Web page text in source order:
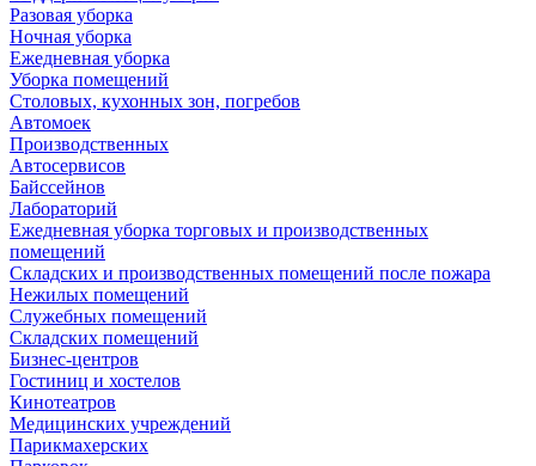
Разовая уборка
Ночная уборка
Ежедневная уборка
Уборка помещений
Столовых, кухонных зон, погребов
Автомоек
Производственных
Автосервисов
Байссейнов
Лабораторий
Ежедневная уборка торговых и производственных
помещений
Складских и производственных помещений после пожара
Нежилых помещений
Служебных помещений
Складских помещений
Бизнес-центров
Гостиниц и хостелов
Кинотеатров
Медицинских учреждений
Парикмахерских